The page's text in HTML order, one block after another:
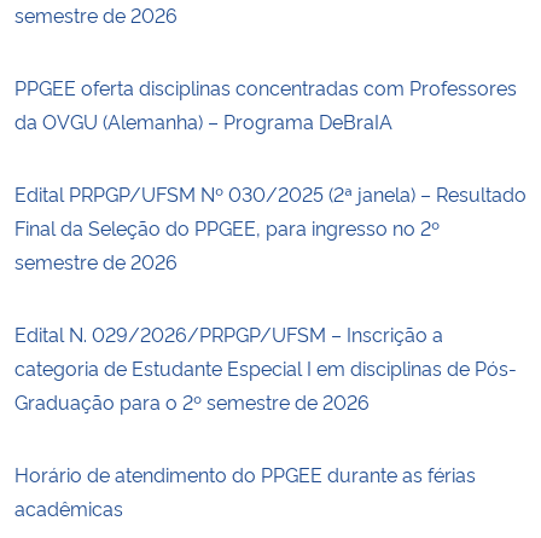
semestre de 2026
PPGEE oferta disciplinas concentradas com Professores
da OVGU (Alemanha) – Programa DeBraIA
Edital PRPGP/UFSM Nº 030/2025 (2ª janela) – Resultado
Final da Seleção do PPGEE, para ingresso no 2º
semestre de 2026
Edital N. 029/2026/PRPGP/UFSM – Inscrição a
categoria de Estudante Especial I em disciplinas de Pós-
Graduação para o 2º semestre de 2026
Horário de atendimento do PPGEE durante as férias
acadêmicas